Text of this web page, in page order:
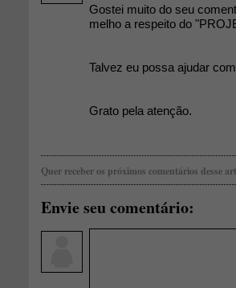
Gostei muito do seu
melho a respeito do
Talvez eu possa ajudar
Grato pela atenção.
Quer receber os próximos comentários desse
Envie seu comentário: